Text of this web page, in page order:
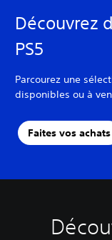
Découvrez
PS5
Parcourez une
disponibles ou à
Faites vos achats